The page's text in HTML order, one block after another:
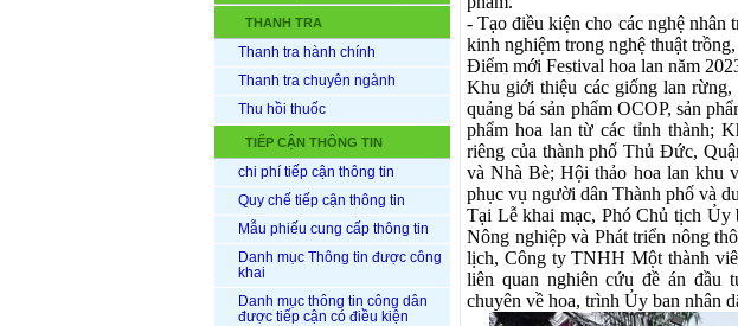
THANH TRA
Thanh tra hành chính
Thanh tra chuyên ngành
Thu hồi thuốc
TIẾP CẬN THÔNG TIN
chi phí tiếp cận thông tin
Quy chế tiếp cận thông tin
Mẫu phiếu cung cấp thông tin
Danh mục Thông tin được công
khai
Danh mục thông tin công dân
được tiếp cận có điều kiện
- Tạo điều kiện cho các nghệ
kinh nghiệm trong nghệ thuật
Điểm mới Festival hoa lan năm
Khu giới thiệu các giống lan
quảng bá sản phẩm OCOP, sản
phẩm hoa lan từ các tỉnh thành;
riêng của thành phố Thủ Đức,
và Nhà Bè; Hội thảo hoa lan khu
phục vụ người dân Thành phố và
Tại Lễ khai mạc, Phó Chủ tịch Ủy
Nông nghiệp và Phát triển nông
lịch, Công ty TNHH Một thành
liên quan nghiên cứu đề án đầu
chuyên về hoa, trình Ủy ban nhân